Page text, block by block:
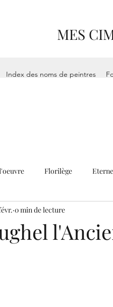
MES
Index des noms de peintres
Florilège
0 min de lecture